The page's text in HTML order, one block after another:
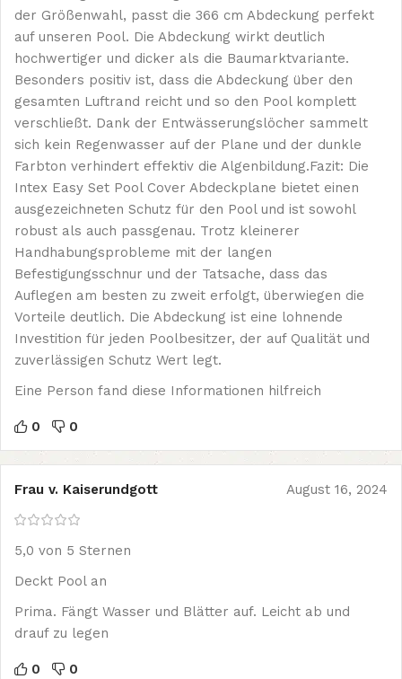
der Größenwahl, passt die 366 cm Abdeckung perfekt
auf unseren Pool. Die Abdeckung wirkt deutlich
hochwertiger und dicker als die Baumarktvariante.
Besonders positiv ist, dass die Abdeckung über den
gesamten Luftrand reicht und so den Pool komplett
verschließt. Dank der Entwässerungslöcher sammelt
sich kein Regenwasser auf der Plane und der dunkle
Farbton verhindert effektiv die Algenbildung.Fazit: Die
Intex Easy Set Pool Cover Abdeckplane bietet einen
ausgezeichneten Schutz für den Pool und ist sowohl
robust als auch passgenau. Trotz kleinerer
Handhabungsprobleme mit der langen
Befestigungsschnur und der Tatsache, dass das
Auflegen am besten zu zweit erfolgt, überwiegen die
Vorteile deutlich. Die Abdeckung ist eine lohnende
Investition für jeden Poolbesitzer, der auf Qualität und
zuverlässigen Schutz Wert legt.
Eine Person fand diese Informationen hilfreich
0 0
Frau v. Kaiserundgott August 16, 2024
5,0 von 5 Sternen
Deckt Pool an
Prima. Fängt Wasser und Blätter auf. Leicht ab und
drauf zu legen
0 0